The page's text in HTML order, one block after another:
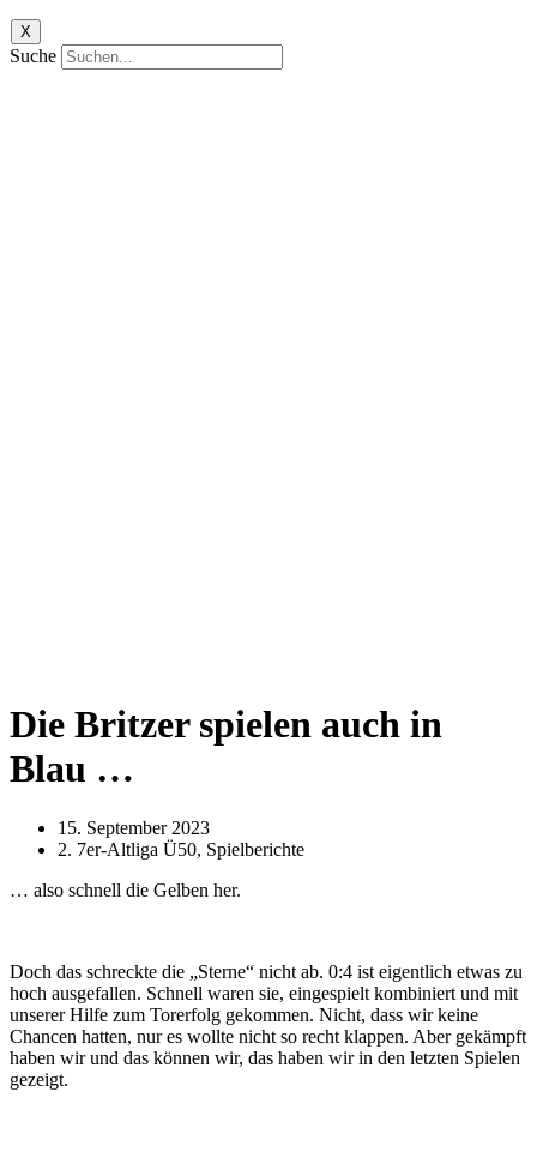
X
Suche
Die Britzer spielen auch in
Blau …
15. September 2023
2. 7er-Altliga Ü50, Spielberichte
… also schnell die Gelben her.
Doch das schreckte die „Sterne“ nicht ab. 0:4 ist eigentlich etwas zu
hoch ausgefallen. Schnell waren sie, eingespielt kombiniert und mit
unserer Hilfe zum Torerfolg gekommen. Nicht, dass wir keine
Chancen hatten, nur es wollte nicht so recht klappen. Aber gekämpft
haben wir und das können wir, das haben wir in den letzten Spielen
gezeigt.